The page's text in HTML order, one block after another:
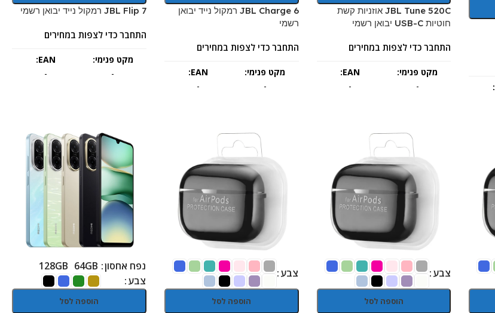
JBL Tune 520C אוזניות קשת
חוטיות USB-C יבואן רשמי
התחבר כדי לצפות במחירים
מקט פנימי:
-
EAN:
-
JBL Charge 6 רמקול נייד יבואן
רשמי
התחבר כדי לצפות במחירים
מקט פנימי:
-
EAN:
-
JBL Flip 7 רמקול נייד יבואן רשמי
התחבר כדי לצפות במחירים
מקט פנימי:
-
EAN:
-
צבע
הוספה לסל
צבע
הוספה לסל
נפח אחסון 64GB
128GB
צבע
הוספה לסל